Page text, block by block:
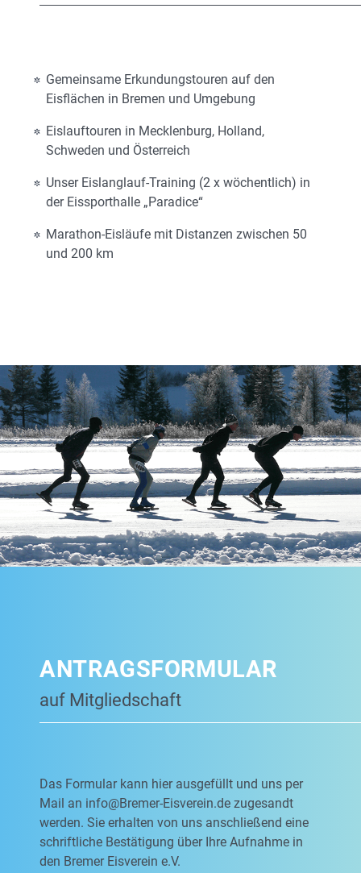
Gemeinsame Erkundungstouren auf den
Eisflächen in Bremen und Umgebung
Eislauftouren in Mecklenburg, Holland,
Schweden und Österreich
Unser Eislanglauf-Training (2 x wöchentlich) in
der Eissporthalle „Paradice“
Marathon-Eisläufe mit Distanzen zwischen 50
und 200 km
ANTRAGSFORMULAR
auf Mitgliedschaft
Das Formular kann hier ausgefüllt und uns per
Mail an info@Bremer-Eisverein.de zugesandt
werden. Sie erhalten von uns anschließend eine
schriftliche Bestätigung über Ihre Aufnahme in
den Bremer Eisverein e.V.